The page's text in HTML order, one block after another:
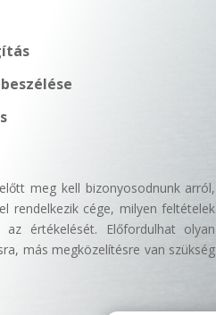
meg kell bizonyosodnunk arról,
rendelkezik cége, milyen feltételek
értékelését. Előfordulhat olyan
más megközelítésre van szükség